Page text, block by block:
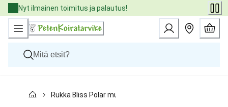
Skip
to
Content
Nyt ilmainen toimitus ja palautus!
Kissat
Rukka Bliss Polar multitalutin, musta